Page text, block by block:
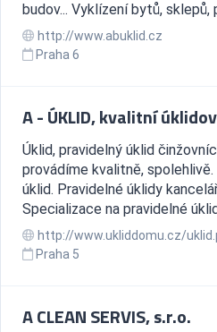
budov... Vyklízení bytů,
http://www.abuklid.cz
Praha 6
A - ÚKLID, kvalitní
Úklid, pravidelný úklid
provádíme kvalitně,
úklid. Pravidelné úklidy
Specializace na pravidelné
http://www.ukliddomu.cz/
Praha 5
A CLEAN SERVIS, s.r.o.